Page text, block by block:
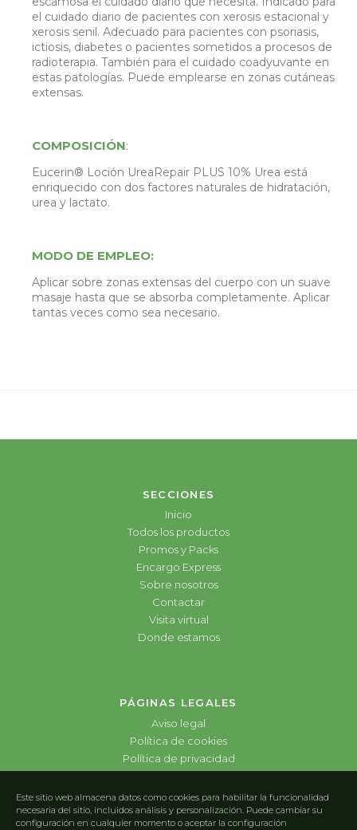
el cuidado diario de pacientes con xerosis estacional y
xerosis senil. Adecuado para pacientes con psoriasis,
ictiosis, diabetes o pacientes sometidos a procesos de
radioterapia. También para el cuidado coadyuvante en
estas patologías. Puede emplearse en zonas cutáneas
extensas.
COMPOSICIÓN:
Eucerin® Loción UreaRepair PLUS 10% Urea está
enriquecido con dos factores naturales de hidratación,
urea y lactato.
MODO DE EMPLEO:
Aplicar sobre zonas extensas del cuerpo con un suave
masaje hasta que se absorba completamente. Aplicar
tantas veces como sea necesario.
SECCIONES
Inicio
Todos los productos
Promos y Packs
Encargo Express
Sobre nosotros
Contactar
Visita virtual
Donde estamos
PÁGINAS LEGALES
Aviso legal
Política de cookies
Política de privacidad
Este sitio web almacena datos como cookies para habilitar la funcionalidad
necesaria del sitio, incluidos análisis y personalización. Puede cambiar su
configuración en cualquier momento o aceptar la configuración